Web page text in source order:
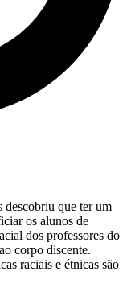
descobriu que ter um
os alunos de
dos professores do
corpo discente.
raciais e étnicas são